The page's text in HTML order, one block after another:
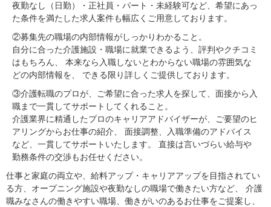
夜勤なし（日勤）・正社員・パート・未経験可など、希望にあっ
た条件を満たした求人案件も幅広くご用意しております。
②募集先の職場の内部情報がしっかりわかること。
自分に合った介護施設・職場に就業できるよう、評判やクチコミ
はもちろん、 本来なら入職しないとわからない職場の雰囲気な
どの内部情報を、 できる限り詳しくご提供しております。
③介護転職のプロが、ご希望に合った求人を探して、面接から入
職まで一貫してサポートしてくれること。
介護業界に精通したプロのキャリアアドバイザーが、ご要望のヒ
アリングからお仕事の紹介、 面接調整、入職準備のアドバイス
など、一貫してサポートいたします。 直接は言いづらい給与や
勤務条件の交渉もお任せください。
仕事と家庭の両立や、給料アップ・キャリアアップを目指されてい
る方、オープニング施設や夜勤なしの職場で働きたい方など、 介護
職みなさんの働きやすい職場、働きがいのあるお仕事をご提案し、